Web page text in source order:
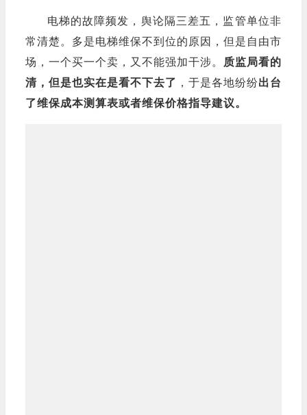
常清楚。多是电梯维保不到位的原因，但是自由市
场，一个买一个卖，又不能强加干涉。 质监局看的
清，但是也实在是看不下去了，于是各地纷纷出台
了维保成本测算表或者维保价格指导建议。